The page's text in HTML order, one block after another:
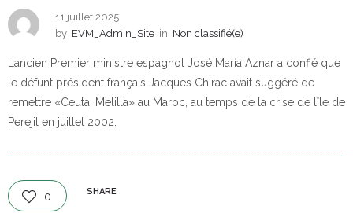
11 juillet 2025
by EVM_Admin_Site in Non classifié(e)
Lancien Premier ministre espagnol José María Aznar a confié que
le défunt président français Jacques Chirac avait suggéré de
remettre «Ceuta, Melilla» au Maroc, au temps de la crise de lîle de
Perejil en juillet 2002.
0 SHARE